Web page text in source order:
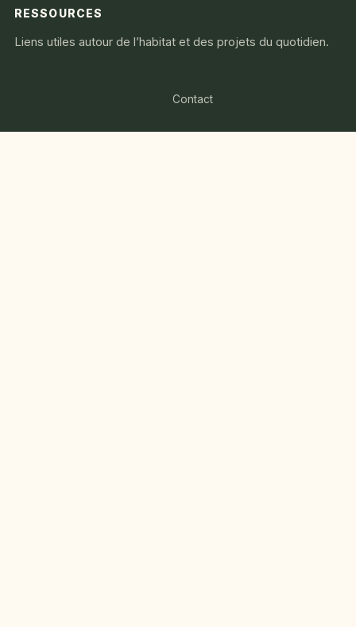
RESSOURCES
Liens utiles autour de l’habitat et des projets du quotidien.
Contact